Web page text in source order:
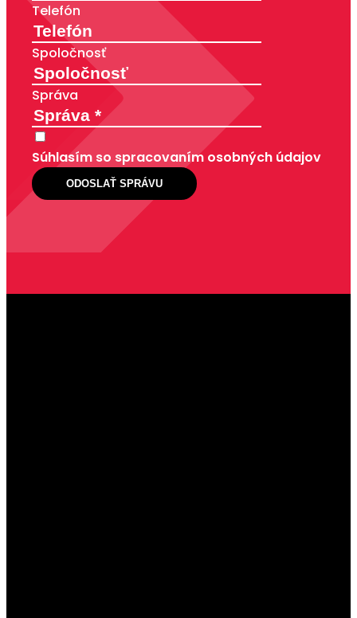
Telefón
Spoločnosť
Správa
Súhlasím so spracovaním osobných údajov
ODOSLAŤ SPRÁVU